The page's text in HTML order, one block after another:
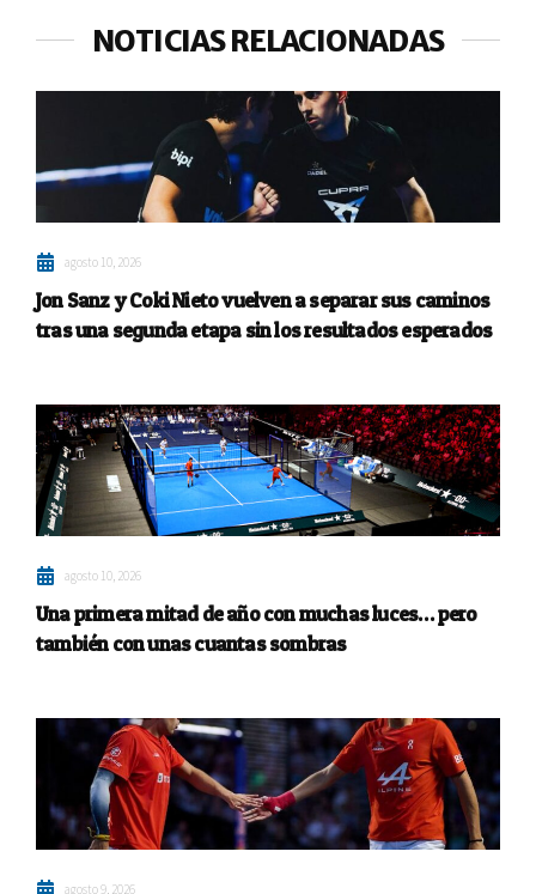
NOTICIAS RELACIONADAS
agosto 10, 2026
Jon Sanz y Coki Nieto vuelven a separar sus caminos
tras una segunda etapa sin los resultados esperados
agosto 10, 2026
Una primera mitad de año con muchas luces… pero
también con unas cuantas sombras
agosto 9, 2026